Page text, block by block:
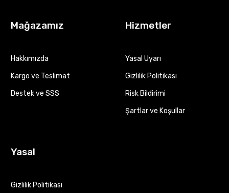
Mağazamız
Hakkımızda
Kargo ve Teslimat
Destek ve SSS
Hizmetler
Yasal Uyarı
Gizlilik Politikası
Risk Bildirimi
Şartlar ve Koşullar
Yasal
Gizlilik Politikası